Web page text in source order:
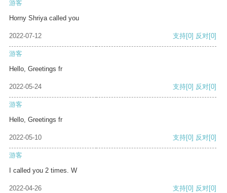
游客
Horny Shriya called you
2022-07-12 支持[0] 反对[0]
游客
Hello, Greetings fr
2022-05-24 支持[0] 反对[0]
游客
Hello, Greetings fr
2022-05-10 支持[0] 反对[0]
游客
I called you 2 times. W
2022-04-26 支持[0] 反对[0]